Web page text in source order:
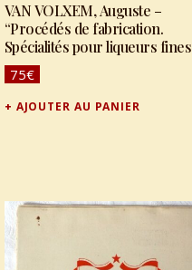
VAN VOLXEM, Auguste –
“Procédés de fabrication.
Spécialités pour liqueurs
75€
AJOUTER AU PANIER